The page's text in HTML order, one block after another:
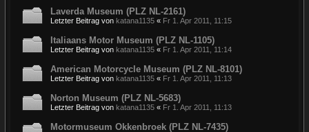
Laverda Museum (PLZ NL-2161)
Letzter Beitrag von katana1135 « Fr 1. Apr 2011, 11:15
Italiaans Motor Museum (PLZ NL-1105)
Letzter Beitrag von katana1135 « Fr 1. Apr 2011, 11:14
American Motorcycle Museum (PLZ NL-8101)
Letzter Beitrag von katana1135 « Fr 1. Apr 2011, 11:13
Norton Museum (PLZ NL-5683)
Letzter Beitrag von katana1135 « Fr 1. Apr 2011, 11:13
Motormuseum Okkenbroek (PLZ NL-7435)